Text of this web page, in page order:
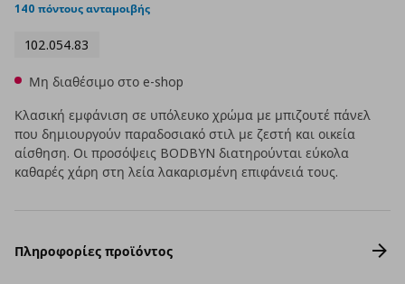
140 πόντους ανταμοιβής
102.054.83
Μη διαθέσιμο στο e-shop
Κλασική εμφάνιση σε υπόλευκο χρώμα με μπιζουτέ πάνελ
που δημιουργούν παραδοσιακό στιλ με ζεστή και οικεία
αίσθηση. Οι προσόψεις BODBYN διατηρούνται εύκολα
καθαρές χάρη στη λεία λακαρισμένη επιφάνειά τους.
Πληροφορίες προϊόντος